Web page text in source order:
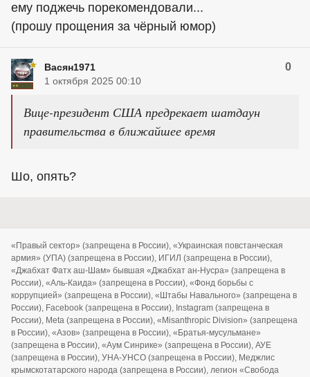
ему поджечь порекомендовали...
(прошу прощения за чёрный юмор)
Васян1971 0
1 октября 2025 00:10
Вице-президент США предрекает шатдаун
правительства в ближайшее время
Шо, опять?
«Правый сектор» (запрещена в России), «Украинская повстанческая
армия» (УПА) (запрещена в России), ИГИЛ (запрещена в России),
«Джабхат Фатх аш-Шам» бывшая «Джабхат ан-Нусра» (запрещена в
России), «Аль-Каида» (запрещена в России), «Фонд борьбы с
коррупцией» (запрещена в России), «Штабы Навального» (запрещена в
России), Facebook (запрещена в России), Instagram (запрещена в
России), Meta (запрещена в России), «Misanthropic Division» (запрещена
в России), «Азов» (запрещена в России), «Братья-мусульмане»
(запрещена в России), «Аум Синрике» (запрещена в России), АУЕ
(запрещена в России), УНА-УНСО (запрещена в России), Меджлис
крымскотатарского народа (запрещена в России), легион «Свобода